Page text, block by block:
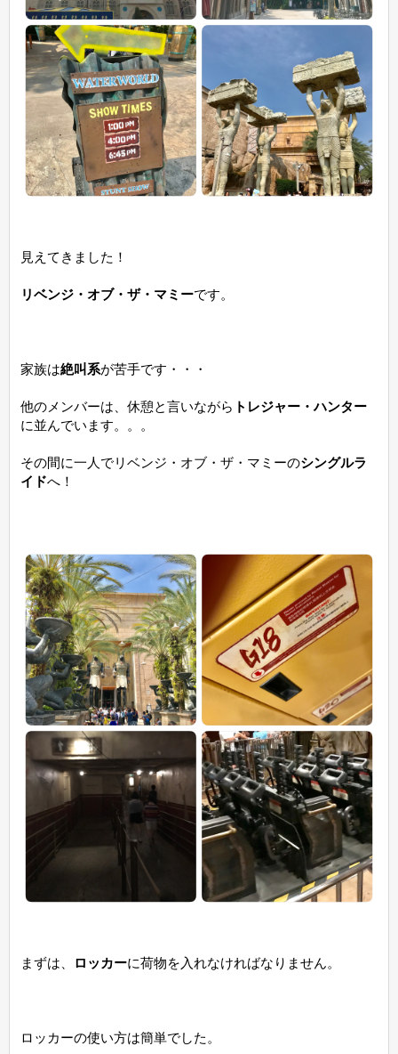
見えてきました！
リベンジ・オブ・ザ・マミーです。
家族は絶叫系が苦手です・・・
他のメンバーは、休憩と言いながら トレジャー・ハンター
に並んでいます。。。
その間に一人でリベンジ・オブ・ザ・マミーのシングルラ
イドへ！
まずは、 ロッカーに荷物を入れなければなりません。
ロッカーの使い方は簡単でした。